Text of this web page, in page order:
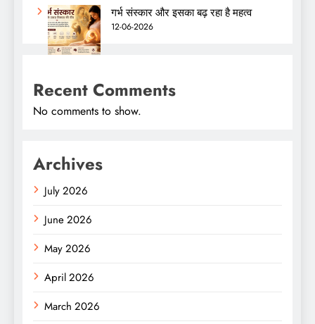
गर्भ संस्कार और इसका बढ़ रहा है महत्व
12-06-2026
Recent Comments
No comments to show.
Archives
July 2026
June 2026
May 2026
April 2026
March 2026